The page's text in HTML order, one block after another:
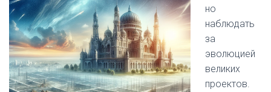
но
наблюдать
за
эволюцией
великих
проектов.